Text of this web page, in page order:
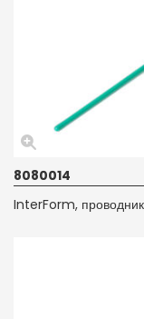
8080014
InterForm,